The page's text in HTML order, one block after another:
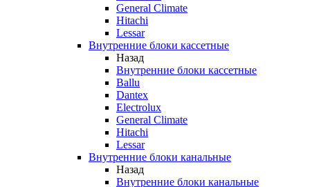
General Climate
Hitachi
Lessar
Внутренние блоки кассетные
Назад
Внутренние блоки кассетные
Ballu
Dantex
Electrolux
General Climate
Hitachi
Lessar
Внутренние блоки канальные
Назад
Внутренние блоки канальные